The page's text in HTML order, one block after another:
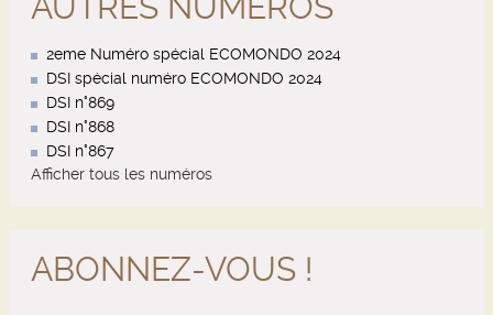
2eme Numéro spécial ECOMONDO 2024
DSI spécial numéro ECOMONDO 2024
DSI n°869
DSI n°868
DSI n°867
Afficher tous les numéros
ABONNEZ-VOUS !